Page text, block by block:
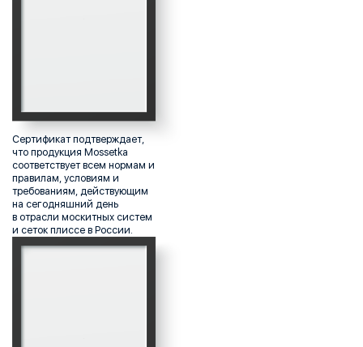
Сертификат подтверждает,
что продукция Mossetka
соответствует всем нормам и
правилам, условиям и
требованиям, действующим
на сегодняшний день
в отрасли москитных систем
и сеток плиссе в России.